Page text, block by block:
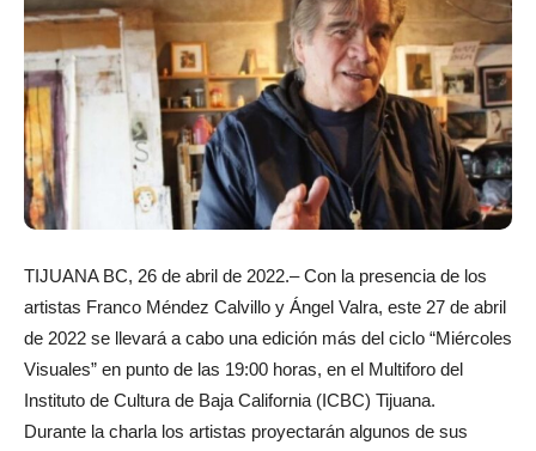
TIJUANA BC, 26 de abril de 2022.– Con la presencia de los
artistas Franco Méndez Calvillo y Ángel Valra, este 27 de abril
de 2022 se llevará a cabo una edición más del ciclo “Miércoles
Visuales” en punto de las 19:00 horas, en el Multiforo del
Instituto de Cultura de Baja California (ICBC) Tijuana.
Durante la charla los artistas proyectarán algunos de sus